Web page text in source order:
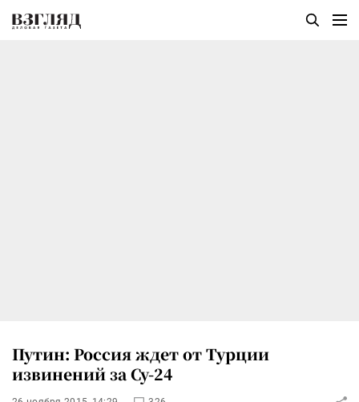
Путин: Россия ждет от Турции
извинений за Су-24